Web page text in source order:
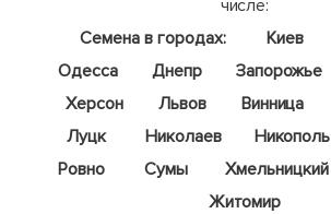
числе:
Семена в городах:
Киев
Одесса
Днепр Запорожье
Херсон
Львов Винница
Луцк
Николаев Никополь
Ровно
Сумы Хмельницкий
Житомир